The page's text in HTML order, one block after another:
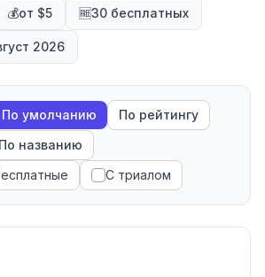
💰от $5 🆓30 бесплатных
2026
По умолчанию
По рейтингу
По названию
С триалом